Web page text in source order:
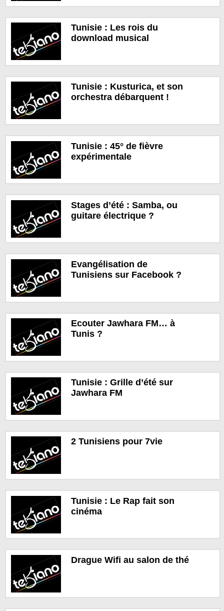
Tunisie : Les rois du
download musical
Tunisie : Kusturica, et son
orchestra débarquent !
Tunisie : 45° de fièvre
expérimentale
Stages d’été : Samba, ou
guitare électrique ?
Evangélisation de
Tunisiens sur Facebook ?
Ecouter Jawhara FM… à
Tunis ?
Tunisie : Grille d’été sur
Jawhara FM
2 Tunisiens pour 7vie
Tunisie : Le Rap fait son
cinéma
Drague Wifi au salon de thé